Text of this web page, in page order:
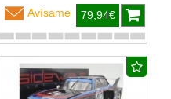
Avísame 79,94€